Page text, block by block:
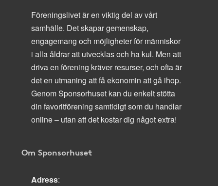
Föreningslivet är en viktig del av vårt
samhälle. Det skapar gemenskap,
engagemang och möjligheter för människor
i alla åldrar att utvecklas och ha kul. Men att
driva en förening kräver resurser, och ofta är
det en utmaning att få ekonomin att gå ihop.
Genom Sponsorhuset kan du enkelt stötta
din favoritförening samtidigt som du handlar
online – utan att det kostar dig något extra!
Om Sponsorhuset
Adress: